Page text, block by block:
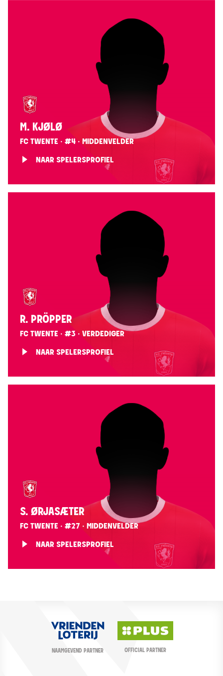
M. KJØLØ
FC TWENTE · #4 · MIDDENVELDER
NAAR SPELERSPROFIEL
R. PRÖPPER
FC TWENTE · #3 · VERDEDIGER
NAAR SPELERSPROFIEL
S. ØRJASÆTER
FC TWENTE · #27 · MIDDENVELDER
NAAR SPELERSPROFIEL
NAAMGEVEND PARTNER OFFICIAL PARTNER